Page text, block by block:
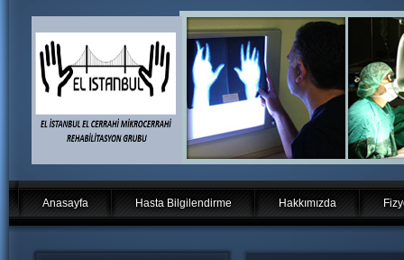
Anasayfa Hasta Bilgilendirme Hakkımızda